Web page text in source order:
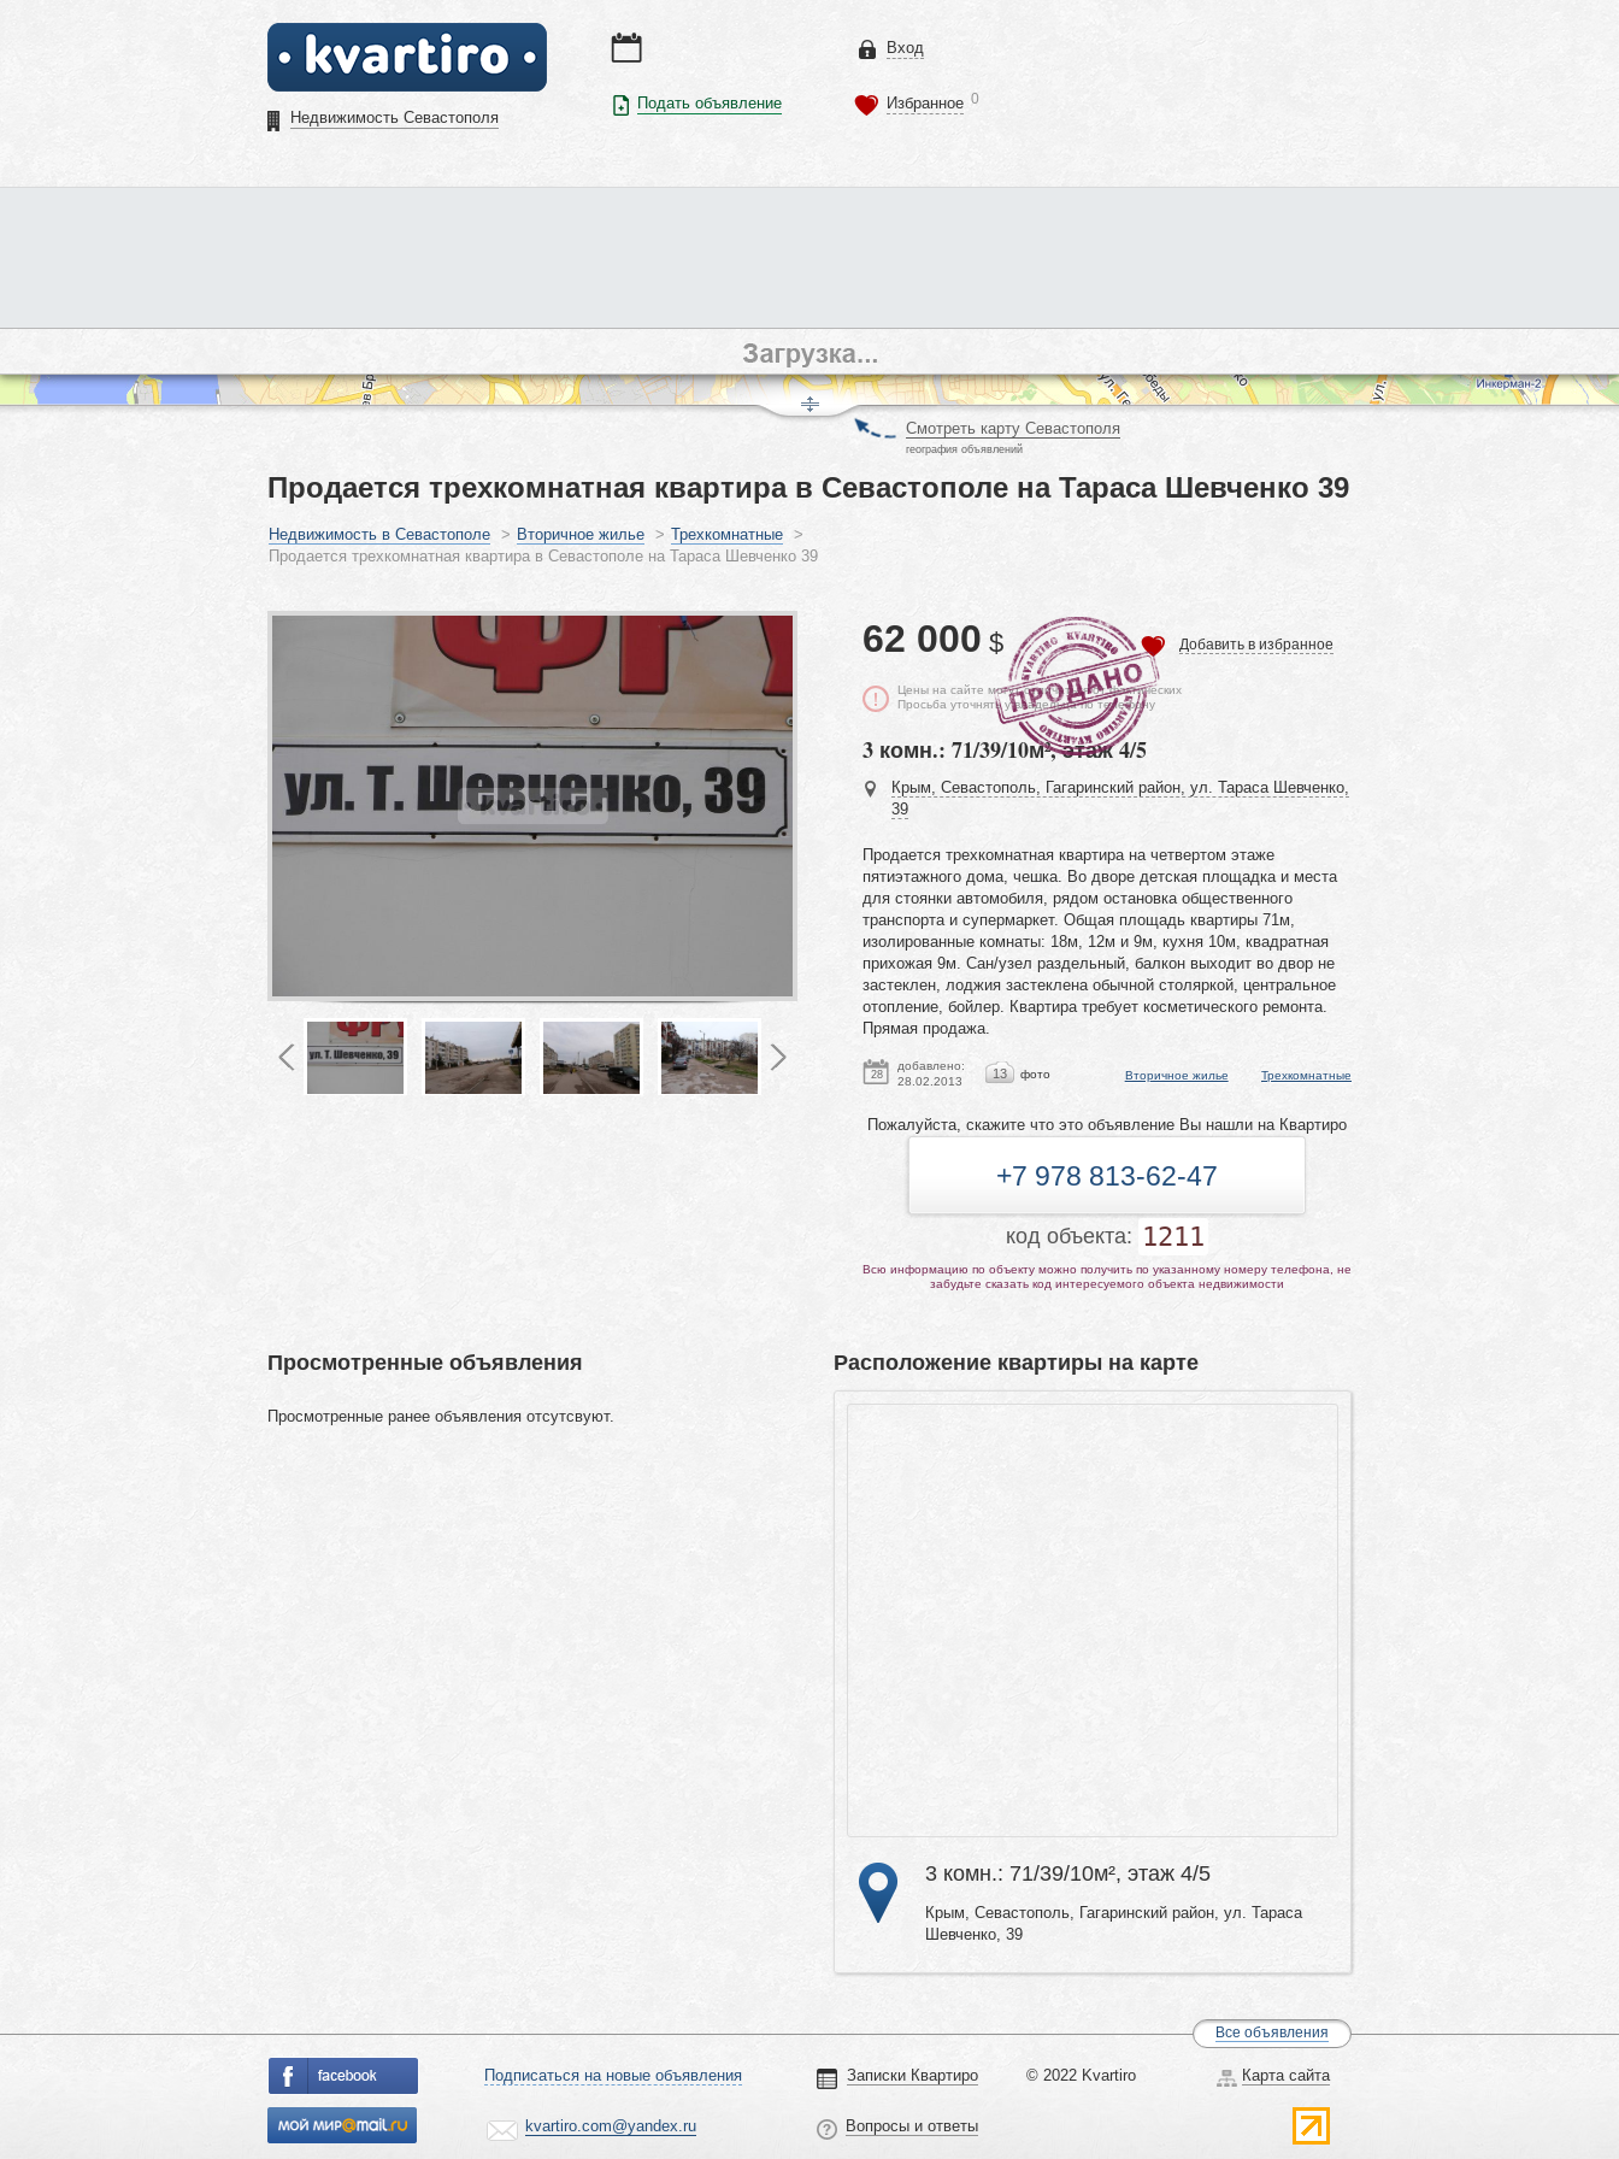
Недвижимость Севастополя
Подать объявление
Вход
Избранное 0
Смотреть карту Севастополя
география объявлений
Продается трехкомнатная квартира в Севастополе на Тараса Шевченко 39
Недвижимость в Севастополе > Вторичное жилье > Трехкомнатные >
Продается трехкомнатная квартира в Севастополе на Тараса Шевченко 39
62 000 $ Добавить в избранное
Цены на сайте могут отличаться от фактических
Просьба уточнять у владельца по телефону
3 комн.: 71/39/10м², этаж 4/5
Крым, Севастополь, Гагаринский район, ул. Тараса Шевченко,
39
Продается трехкомнатная квартира на четвертом этаже
пятиэтажного дома, чешка. Во дворе детская площадка и места
для стоянки автомобиля, рядом остановка общественного
транспорта и супермаркет. Общая площадь квартиры 71м,
изолированные комнаты: 18м, 12м и 9м, кухня 10м, квадратная
прихожая 9м. Сан/узел раздельный, балкон выходит во двор не
застеклен, лоджия застеклена обычной столяркой, центральное
отопление, бойлер. Квартира требует косметического ремонта.
Прямая продажа.
28
добавлено:
28.02.2013
13 фото Вторичное жилье Трехкомнатные
Пожалуйста, скажите что это объявление Вы нашли на Квартиро
+7 978 813-62-47
код объекта: 1211
Всю информацию по объекту можно получить по указанному номеру телефона, не
забудьте сказать код интересуемого объекта недвижимости
Расположение квартиры на карте
3 комн.: 71/39/10м², этаж 4/5
Крым, Севастополь, Гагаринский район, ул. Тараса
Шевченко, 39
Просмотренные объявления
Просмотренные ранее объявления отсутсвуют.
Все объявления
Подписаться на новые объявления
kvartiro.com@yandex.ru
Записки Квартиро
Вопросы и ответы
© 2022 Kvartiro Карта сайта